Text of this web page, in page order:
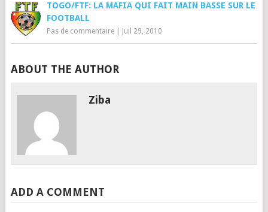
TOGO/FTF: LA MAFIA QUI FAIT MAIN BASSE SUR LE
FOOTBALL
Pas de commentaire| Juil 29, 2010
ABOUT THE AUTHOR
Ziba
ADD A COMMENT